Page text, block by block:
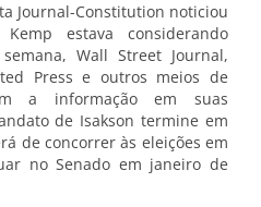
Journal-Constitution noticiou
estava considerando
Wall Street Journal,
Press e outros meios de
a informação em suas
de Isakson termine em
de concorrer às eleições em
no Senado em janeiro de